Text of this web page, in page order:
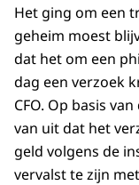
Het ging om een
geheim moest
dat het om een
dag een verzoek
CFO. Op basis
van uit dat het
geld volgens de
vervalst te zijn